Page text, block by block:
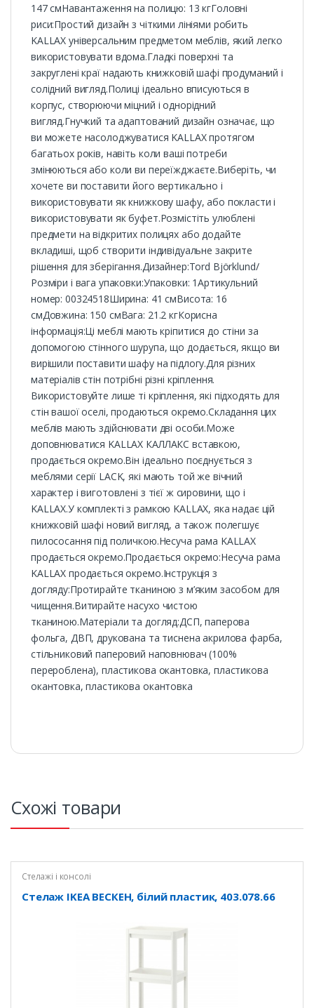
147 смНавантаження на полицю: 13 кгГоловні
риси:Простий дизайн з чіткими лініями робить
KALLAX універсальним предметом меблів, який легко
використовувати вдома.Гладкі поверхні та
закруглені краї надають книжковій шафі продуманий і
солідний вигляд.Полиці ідеально вписуються в
корпус, створюючи міцний і однорідний
вигляд.Гнучкий та адаптований дизайн означає, що
ви можете насолоджуватися KALLAX протягом
багатьох років, навіть коли ваші потреби
змінюються або коли ви переїжджаєте.Виберіть, чи
хочете ви поставити його вертикально і
використовувати як книжкову шафу, або покласти і
використовувати як буфет.Розмістіть улюблені
предмети на відкритих полицях або додайте
вкладиші, щоб створити індивідуальне закрите
рішення для зберігання.Дизайнер:Tord Björklund/
Розміри і вага упаковки:Упаковки: 1Артикульний
номер: 00324518Ширина: 41 смВисота: 16
смДовжина: 150 смВага: 21.2 кгКорисна
інформація:Ці меблі мають кріпитися до стіни за
допомогою стінного шурупа, що додається, якщо ви
вирішили поставити шафу на підлогу.Для різних
матеріалів стін потрібні різні кріплення.
Використовуйте лише ті кріплення, які підходять для
стін вашої оселі, продаються окремо.Складання цих
меблів мають здійснювати дві особи.Може
доповнюватися KALLAX КАЛЛАКС вставкою,
продається окремо.Він ідеально поєднується з
меблями серії LACK, які мають той же вічний
характер і виготовлені з тієї ж сировини, що і
KALLAX.У комплекті з рамкою KALLAX, яка надає цій
книжковій шафі новий вигляд, а також полегшує
пилососання під поличкою.Несуча рама KALLAX
продається окремо.Продається окремо:Несуча рама
KALLAX продається окремо.Інструкція з
догляду:Протирайте тканиною з м’яким засобом для
чищення.Витирайте насухо чистою
тканиною.Матеріали та догляд:ДСП, паперова
фольга, ДВП, друкована та тиснена акрилова фарба,
стільниковий паперовий наповнювач (100%
перероблена), пластикова окантовка, пластикова
окантовка, пластикова окантовка
Схожі товари
Стелажі і консолі
Стелаж IKEA ВЕСКЕН, білий пластик, 403.078.66